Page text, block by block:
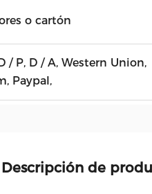
o cartón
/ P, D / A, Western Union,
Paypal,
Descripción de